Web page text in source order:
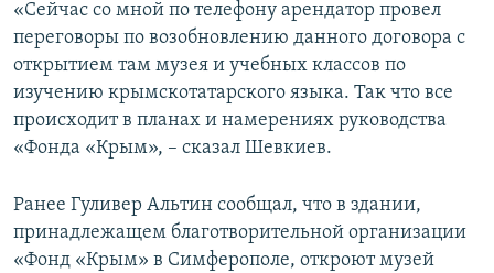
«Сейчас со мной по телефону арендатор провел
переговоры по возобновлению данного договора с
открытием там музея и учебных классов по
изучению крымскотатарского языка. Так что все
происходит в планах и намерениях руководства
«Фонда «Крым», – сказал Шевкиев.
Ранее Гуливер Альтин сообщал, что в здании,
принадлежащем благотворительной организации
«Фонд «Крым» в Симферополе, откроют музей